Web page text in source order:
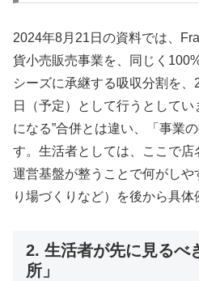
2024年8月21日の資料では、
貨小売販売事業を、同じく
シーズに承継する吸収分割を
日（予定）として行うとしてい
になる”合併とは違い、「事業
す。生活者としては、ここで店
運営基盤が整うことで何がし
り場づくりなど）を後から具体
2. 生活者が先に見るべ
所」